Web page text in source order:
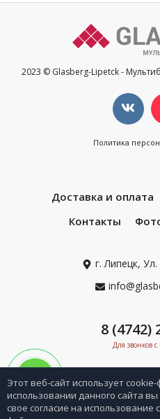
2023 © Glasberg-Lipetck -
Политика
Доставка и оплата
Контакты
г. Липецк,
8 (4742)
Для звонков
Этот веб-сайт использует
использовании данного сайта вы
свое согласие на использование